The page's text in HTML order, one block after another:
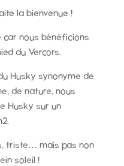
la bienvenue !
nous bénéficions
du Vercors.
Husky synonyme de
de nature, nous
Husky sur un
triste… mais pas non
soleil !